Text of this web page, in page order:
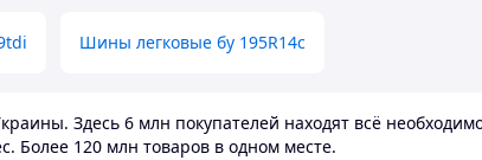
Шины легковые бу 195R14c
Здесь 6 млн покупателей находят всё
Более 120 млн товаров в одном месте.